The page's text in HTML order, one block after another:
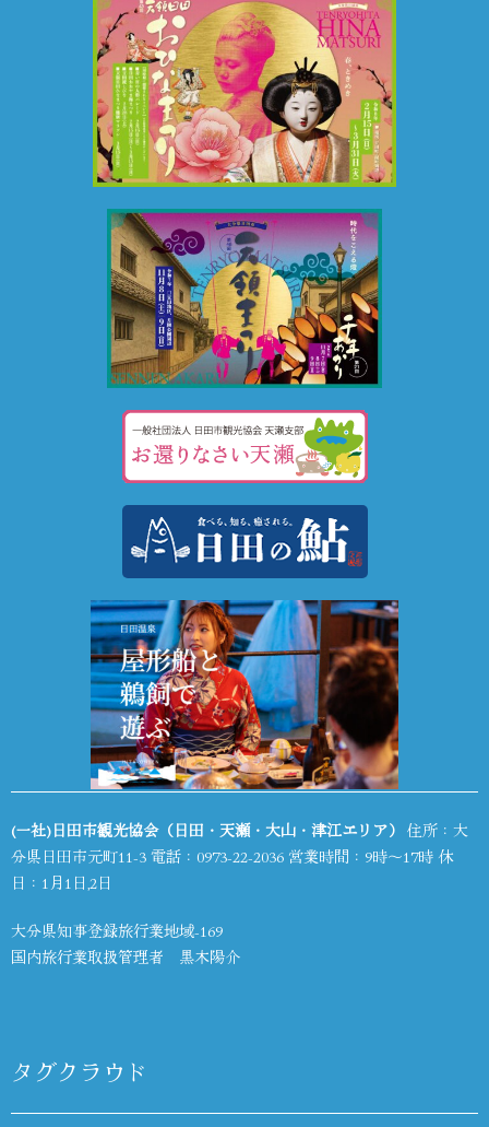
(一社)日田市観光協会（日田・天瀬・大山・津江エリア） 住所：大
分県日田市元町11-3 電話： 0973-22-2036 営業時間：9時～17時 休
日：1月1日,2日
大分県知事登録旅行業地域-169
国内旅行業取扱管理者 黒木陽介
タグクラウド